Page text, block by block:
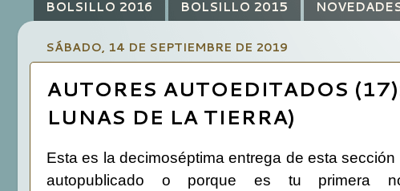
BOLSILLO 2016
BOLSILLO 2015
SÁBADO, 14 DE SEPTIEMBRE DE 2019
AUTORES AUTOEDITADOS
LUNAS DE LA TIERRA)
Esta es la decimoséptima entrega de esta
autopublicado o porque es tu primera